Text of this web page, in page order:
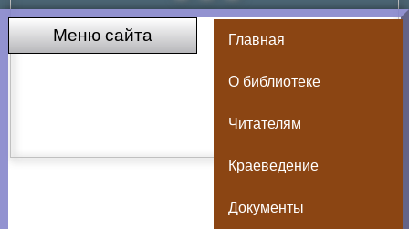
Меню сайта Главная
О библиотеке
Читателям
Краеведение
Документы